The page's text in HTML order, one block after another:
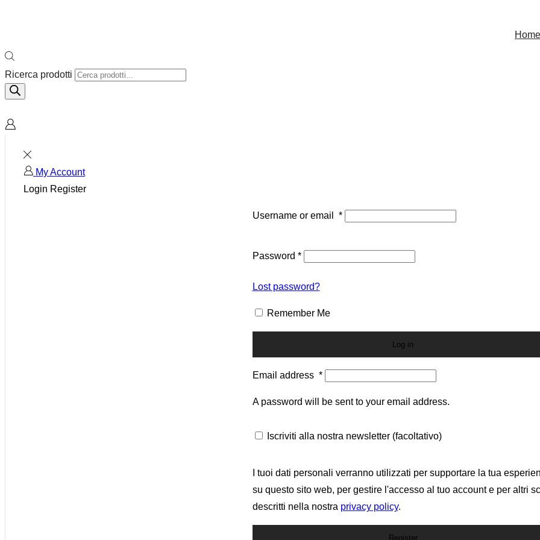
Home
Ricerca prodotti
My Account
Login Register
Username or email *
Password *
Lost password?
Remember Me
Log in
Email address *
A password will be sent to your email address.
Iscriviti alla nostra newsletter (facoltativo)
I tuoi dati personali verranno utilizzati per supportare la tua
su questo sito web, per gestire l'accesso al tuo account e per altri
descritti nella nostra privacy policy.
Register